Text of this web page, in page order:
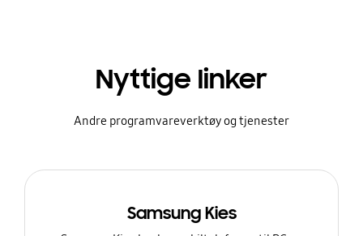
Nyttige linker
Andre programvareverktøy og tjenester
Samsung Kies